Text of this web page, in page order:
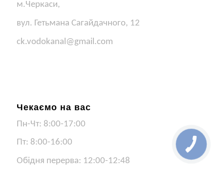
м.Черкаси,
вул. Гетьмана Сагайдачного, 12
ck.vodokanal@gmail.com
Чекаємо на вас
Пн-Чт: 8:00-17:00
Пт: 8:00-16:00
Обідня перерва: 12:00-12:48